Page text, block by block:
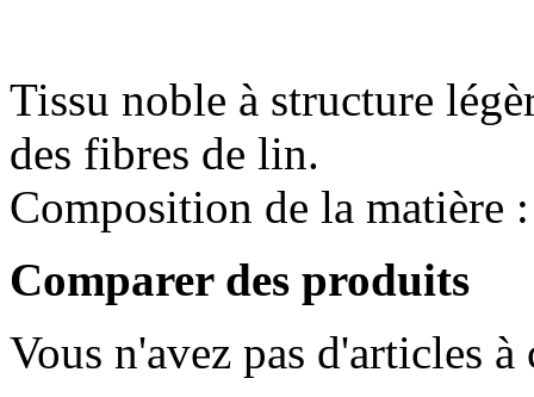
Tissu noble à structure
des fibres de lin.
Composition de la matière
Comparer des produits
Vous n'avez pas d'articles à